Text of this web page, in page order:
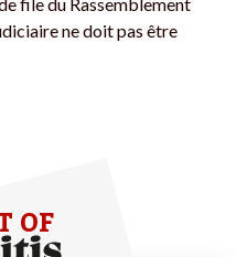
ne doit pas être
OF